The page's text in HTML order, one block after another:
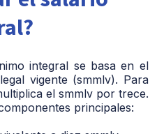
integral se basa en el
vigente (smmlv). Para
el smmlv por trece.
principales: